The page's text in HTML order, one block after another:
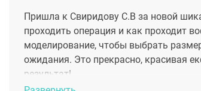
Пришла к Свиридову С.В за новой
проходить операция и как проходит
моделирование, чтобы выбрать
ожидания. Это прекрасно, красивая
результат!